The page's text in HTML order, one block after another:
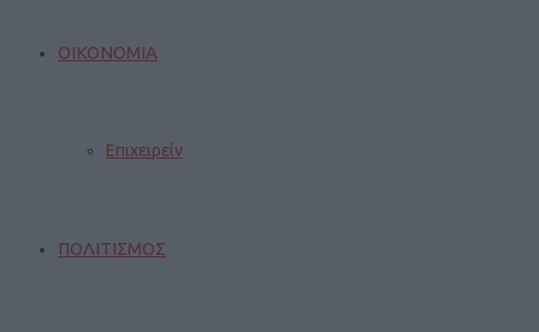
ΟΙΚΟΝΟΜΙΑ
Επιχειρείν
ΠΟΛΙΤΙΣΜΟΣ